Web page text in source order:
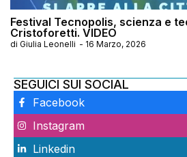
Festival Tecnopolis, scienza e
Cristoforetti. VIDEO
di Giulia Leonelli - 16 Marzo, 2026
SEGUICI SUI SOCIAL
Facebook
Instagram
Linkedin